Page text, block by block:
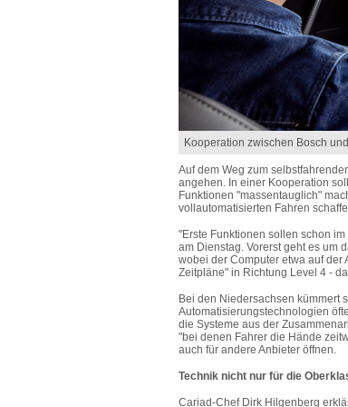
Kooperation zwischen Bosch
Auf dem Weg zum
angehen. In einer Kooperation
Funktionen "massentauglich"
vollautomatisierten Fahren
"Erste Funktionen sollen schon
am Dienstag. Vorerst geht es um
wobei der Computer etwa auf der
Zeitpläne" in Richtung Level 4 -
Bei den Niedersachsen kümmert
Automatisierungstechnologien
die Systeme aus der
"bei denen Fahrer die Hände
auch für andere Anbieter öffnen.
Technik nicht nur für die
Cariad-Chef Dirk Hilgenberg